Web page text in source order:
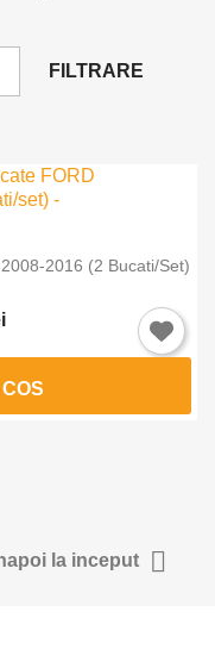
FILTRARE
2016 (2 Bucati/set)
la inceput 
pentru a salva produse in